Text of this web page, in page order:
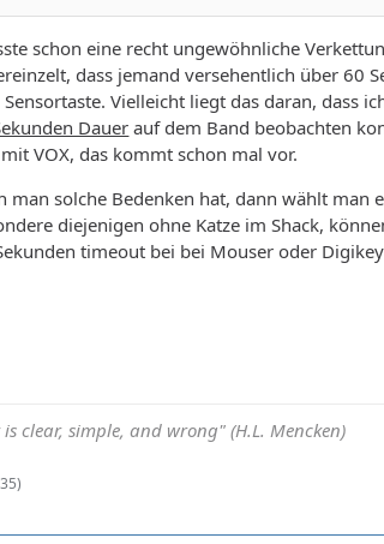
schon eine recht ungewöhnliche
dass jemand versehentlich über 60
Vielleicht liegt das daran, dass
Dauer auf dem Band beobachten
VOX, das kommt schon mal vor.
solche Bedenken hat, dann wählt man
diejenigen ohne Katze im Shack,
timeout bei bei Mouser oder
clear, simple, and wrong" (H.L. Mencken)
)